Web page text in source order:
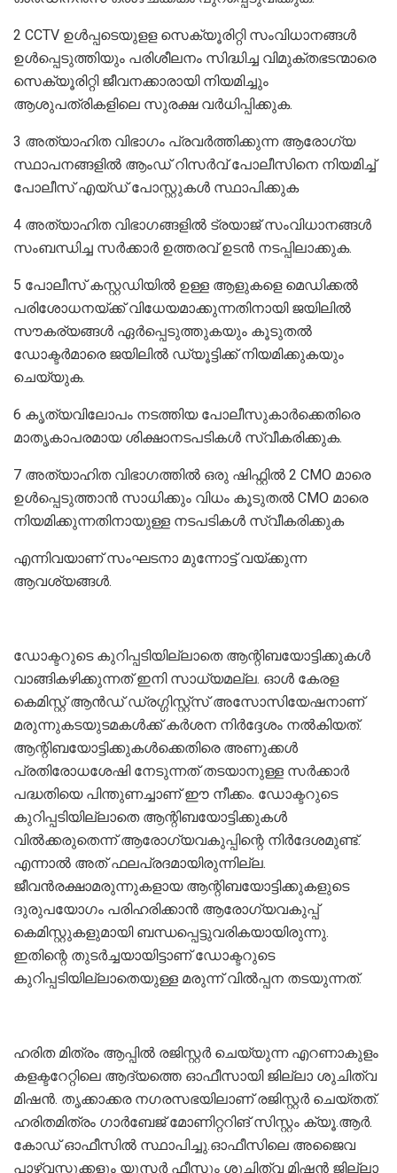
2 CCTV ഉൾപ്പടെയുളള സെക്യൂരിറ്റി സംവിധാനങ്ങൾ
ഉൾപ്പെടുത്തിയും പരിശീലനം സിദ്ധിച്ച വിമുക്തഭടന്മാരെ
സെക്യൂരിറ്റി ജീവനക്കാരായി നിയമിച്ചും
ആശുപത്രികളിലെ സുരക്ഷ വർധിപ്പിക്കുക.
3 അത്യാഹിത വിഭാഗം പ്രവർത്തിക്കുന്ന ആരോഗ്യ
സ്ഥാപനങ്ങളിൽ ആംഡ് റിസർവ് പോലീസിനെ നിയമിച്ച്
പോലീസ് എയ്ഡ് പോസ്റ്റുകൾ സ്ഥാപിക്കുക
4 അത്യാഹിത വിഭാഗങ്ങളിൽ ട്രയാജ് സംവിധാനങ്ങൾ
സംബന്ധിച്ച സർക്കാർ ഉത്തരവ് ഉടൻ നടപ്പിലാക്കുക.
5 പോലീസ് കസ്റ്റഡിയിൽ ഉള്ള ആളുകളെ മെഡിക്കൽ
പരിശോധനയ്ക്ക് വിധേയമാക്കുന്നതിനായി ജയിലിൽ
സൗകര്യങ്ങൾ ഏർപ്പെടുത്തുകയും കൂടുതൽ
ഡോക്ടർമാരെ ജയിലിൽ ഡ്യൂട്ടിക്ക് നിയമിക്കുകയും
ചെയ്യുക.
6 കൃത്യവിലോപം നടത്തിയ പോലീസുകാർക്കെതിരെ
മാതൃകാപരമായ ശിക്ഷാനടപടികൾ സ്വീകരിക്കുക.
7 അത്യാഹിത വിഭാഗത്തിൽ ഒരു ഷിഫ്റ്റിൽ 2 CMO മാരെ
ഉൾപ്പെടുത്താൻ സാധിക്കും വിധം കൂടുതൽ CMO മാരെ
നിയമിക്കുന്നതിനായുള്ള നടപടികൾ സ്വീകരിക്കുക
എന്നിവയാണ് സംഘടനാ മുന്നോട്ട് വയ്ക്കുന്ന
ആവശ്യങ്ങൾ.
ഡോക്ടറുടെ കുറിപ്പടിയില്ലാതെ ആന്റിബയോട്ടിക്കുകൾ
വാങ്ങികഴിക്കുന്നത് ഇനി സാധ്യമല്ല. ഓൾ കേരള
കെമിസ്റ്റ് ആൻഡ് ഡ്രഗ്ഗിസ്റ്റ്സ് അസോസിയേഷനാണ്
മരുന്നുകടയുടമകൾക്ക് കർശന നിർദ്ദേശം നൽകിയത്.
ആന്റിബയോട്ടിക്കുകൾക്കെതിരെ അണുക്കൾ
പ്രതിരോധശേഷി നേടുന്നത് തടയാനുള്ള സർക്കാർ
പദ്ധതിയെ പിന്തുണച്ചാണ് ഈ നീക്കം. ഡോക്ടറുടെ
കുറിപ്പടിയില്ലാതെ ആന്റിബയോട്ടിക്കുകൾ
വിൽക്കരുതെന്ന് ആരോഗ്യവകുപ്പിന്റെ നിർദേശമുണ്ട്.
എന്നാൽ അത് ഫലപ്രദമായിരുന്നില്ല.
ജീവൻരക്ഷാമരുന്നുകളായ ആന്റിബയോട്ടിക്കുകളുടെ
ദുരുപയോഗം പരിഹരിക്കാൻ ആരോഗ്യവകുപ്പ്
കെമിസ്റ്റുകളുമായി ബന്ധപ്പെട്ടുവരികയായിരുന്നു.
ഇതിന്റെ തുടർച്ചയായിട്ടാണ് ഡോക്ടറുടെ
കുറിപ്പടിയില്ലാതെയുള്ള മരുന്ന് വിൽപ്പന തടയുന്നത്.
ഹരിത മിത്രം ആപ്പിൽ രജിസ്റ്റർ ചെയ്യുന്ന എറണാകുളം
കളക്ടറേറ്റിലെ ആദ്യത്തെ ഓഫീസായി ജില്ലാ ശുചിത്വ
മിഷൻ. തൃക്കാക്കര നഗരസഭയിലാണ് രജിസ്റ്റർ ചെയ്തത്.
ഹരിതമിത്രം ഗാർബേജ് മോണിറ്ററിങ് സിസ്റ്റം ക്യൂ.ആർ.
കോഡ് ഓഫീസിൽ സ്ഥാപിച്ചു.ഓഫീസിലെ അജൈവ
പാഴ്‌വസ്തുക്കളും യൂസർ ഫീസും ശുചിത്വ മിഷൻ ജില്ലാ